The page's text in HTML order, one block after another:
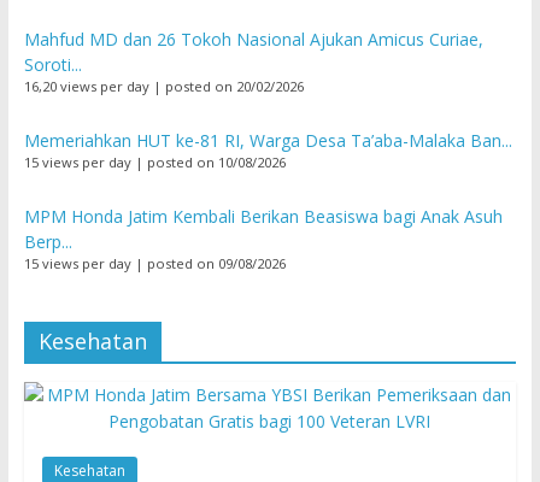
Mahfud MD dan 26 Tokoh Nasional Ajukan Amicus Curiae,
Soroti...
16,20 views per day| posted on 20/02/2026
Memeriahkan HUT ke-81 RI, Warga Desa Ta’aba-Malaka Ban...
15 views per day| posted on 10/08/2026
MPM Honda Jatim Kembali Berikan Beasiswa bagi Anak Asuh
Berp...
15 views per day| posted on 09/08/2026
Kesehatan
Kesehatan